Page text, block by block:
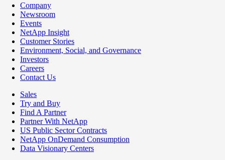
Company
Newsroom
Events
NetApp Insight
Customer Stories
Environment, Social, and Governance
Investors
Careers
Contact Us
Sales
Try and Buy
Find A Partner
Partner With NetApp
US Public Sector Contracts
NetApp OnDemand Consumption
Data Visionary Centers